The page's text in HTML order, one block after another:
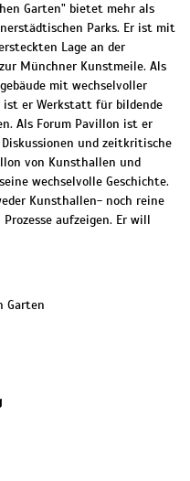
Garten" bietet mehr als
Parks. Er ist mit
Lage an der
Münchner Kunstmeile. Als
mit wechselvoller
ist er Werkstatt für bildende
Als Forum Pavillon ist er
und zeitkritische
von Kunsthallen und
wechselvolle Geschichte.
Kunsthallen- noch reine
aufzeigen. Er will
Garten